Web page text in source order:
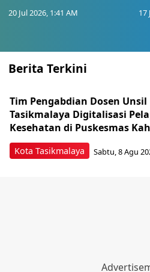
20 Jul 2026, 1:41 AM 17
Berita Terkini
Kota Tasikmalaya
Tim Pengabdian Dosen Unsil
Tasikmalaya Digitalisasi
Kesehatan di Puskesmas
Sabtu, 8 Agu